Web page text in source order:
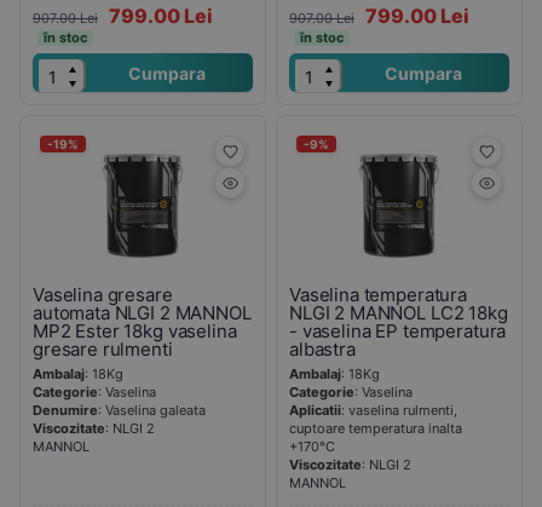
907.00 Lei 799.00 Lei
în stoc
Cumpara
907.00 Lei 799.00 Lei
în stoc
Cumpara
-19%
Vaselina gresare
automata NLGI 2 MANNOL
MP2 Ester 18kg vaselina
gresare rulmenti
Ambalaj: 18Kg
Categorie: Vaselina
Denumire: Vaselina galeata
Viscozitate: NLGI 2
MANNOL
-9%
Vaselina temperatura
NLGI 2 MANNOL LC2 18kg
- vaselina EP temperatura
albastra
Ambalaj: 18Kg
Categorie: Vaselina
Aplicatii: vaselina rulmenti,
cuptoare temperatura inalta
+170°C
Viscozitate: NLGI 2
MANNOL